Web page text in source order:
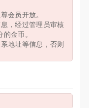
会员开放。
，经过管理员审核
金币。
地址等信息，否则